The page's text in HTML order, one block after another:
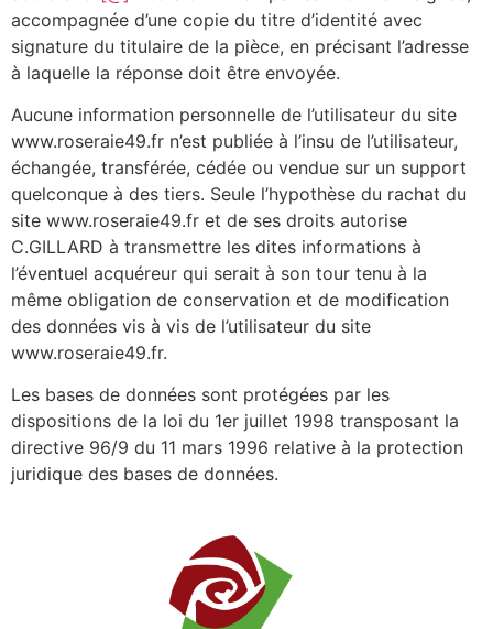
accompagnée d’une copie du titre d’identité avec
signature du titulaire de la pièce, en précisant l’adresse
à laquelle la réponse doit être envoyée.
Aucune information personnelle de l’utilisateur du site
www.roseraie49.fr n’est publiée à l’insu de l’utilisateur,
échangée, transférée, cédée ou vendue sur un support
quelconque à des tiers. Seule l’hypothèse du rachat du
site www.roseraie49.fr et de ses droits autorise
C.GILLARD à transmettre les dites informations à
l’éventuel acquéreur qui serait à son tour tenu à la
même obligation de conservation et de modification
des données vis à vis de l’utilisateur du site
www.roseraie49.fr.
Les bases de données sont protégées par les
dispositions de la loi du 1er juillet 1998 transposant la
directive 96/9 du 11 mars 1996 relative à la protection
juridique des bases de données.